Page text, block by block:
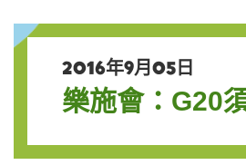
2016年9月05日
樂施會：G20